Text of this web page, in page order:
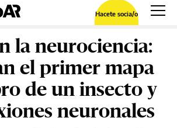
Hacete socia/o
la neurociencia:
el primer mapa
de un insecto y
neuronales